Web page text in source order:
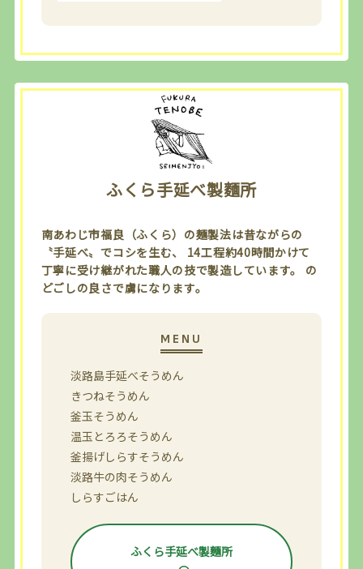
ふくら手延べ製麵所
南あわじ市福良（ふくら）の麺製法は昔ながらの
〝手延べ〟でコシを生む、 14工程約40時間かけて
丁寧に受け継がれた職人の技で製造しています。 の
どごしの良さで虜になります。
淡路島手延べそうめん
きつねそうめん
釜玉そうめん
温玉とろろそうめん
釜揚げしらすそうめん
淡路牛の肉そうめん
しらすごはん
ふくら手延べ製麵所